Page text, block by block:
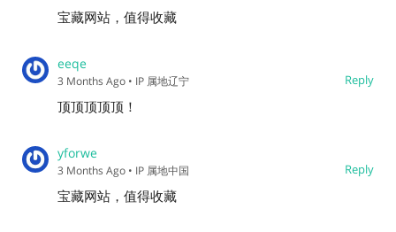
宝藏网站，值得收藏
eeqe
Reply
3 Months Ago • IP 属地辽宁
顶顶顶顶顶！
yforwe
Reply
3 Months Ago • IP 属地中国
宝藏网站，值得收藏